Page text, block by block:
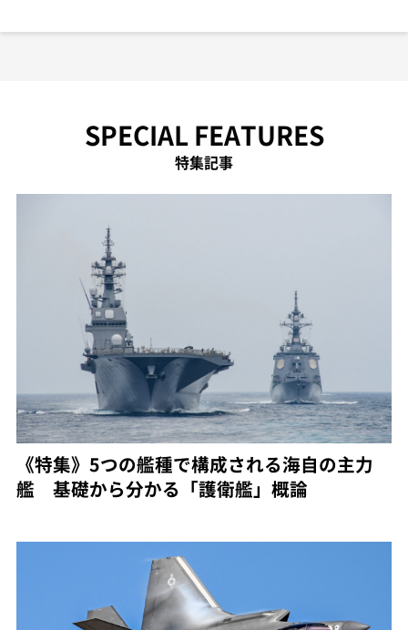
SPECIAL FEATURES
特集記事
《特集》5つの艦種で構成される海自の主力
艦 基礎から分かる「護衛艦」概論